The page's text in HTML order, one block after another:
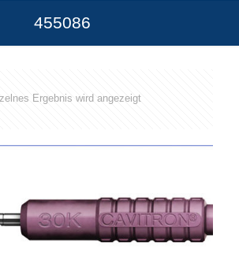
455086
Ergebnis wird angezeigt